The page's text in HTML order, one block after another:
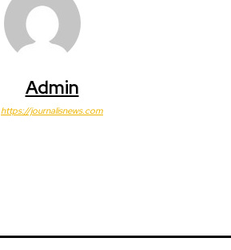
Admin
https://journalisnews.com